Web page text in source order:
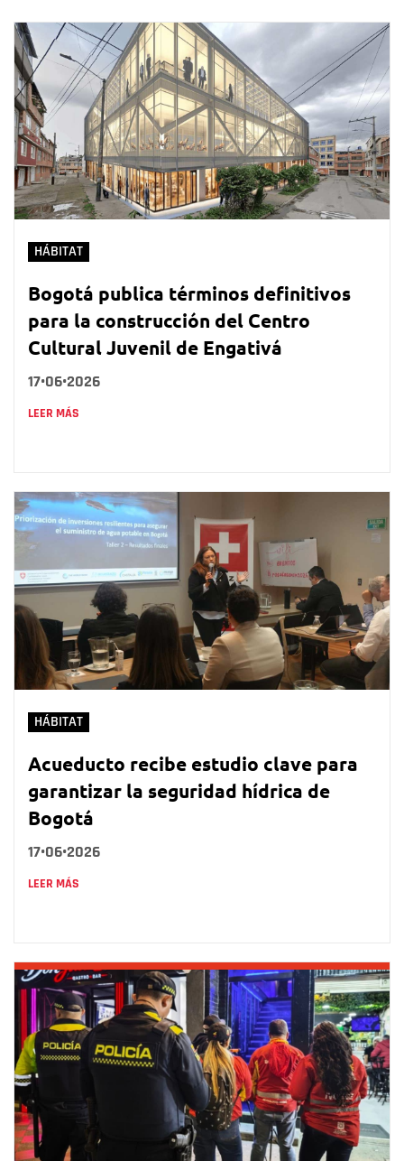
HÁBITAT
Bogotá publica términos definitivos
para la construcción del Centro
Cultural Juvenil de Engativá
17•06•2026
LEER MÁS
HÁBITAT
Acueducto recibe estudio clave para
garantizar la seguridad hídrica de
Bogotá
17•06•2026
LEER MÁS